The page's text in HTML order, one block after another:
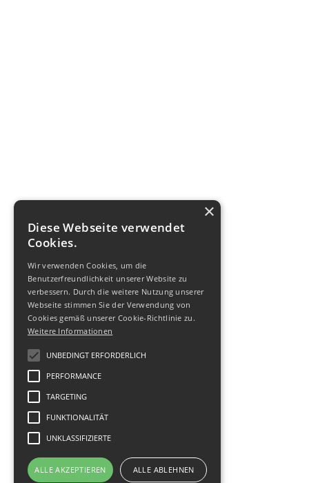
×
Diese Webseite verwendet
Cookies.
Wir verwenden Cookies, um die
Benutzerfreundlichkeit unserer Website zu
verbessern. Durch die weitere Nutzung unserer
Webseite stimmen Sie der Verwendung von
Cookies gemäß unserer Cookie-Richtlinie zu.
Weitere Informationen
UNBEDINGT ERFORDERLICH
PERFORMANCE
TARGETING
FUNKTIONALITÄT
UNKLASSIFIZIERTE
ALLE AKZEPTIEREN ALLE ABLEHNEN